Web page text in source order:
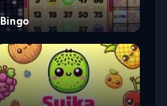
Bingo